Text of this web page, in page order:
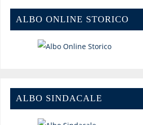
ALBO ONLINE STORICO
ALBO SINDACALE